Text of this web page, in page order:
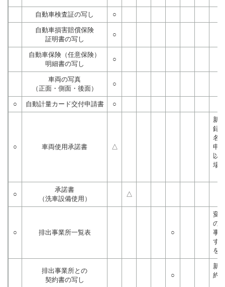
自動車検査証の写し ○
自動車損害賠償保険
証明書の写し
○
自動車保険（任意保険）
明細書の写し
○
車両の写真
（正面・側面・後面）
○
○ 自動計量カード交付申請書 ○
○ 車両使用承諾書 △
新
録
名
申
以
場
○
承諾書
（洗車設備使用）
△
○ 排出事業所一覧表 ○
変
の
事
す
を
排出事業所との
契約書の写し
○
新
約